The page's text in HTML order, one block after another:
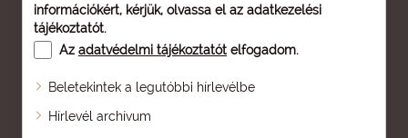
információkért, kérjük, olvassa el az adatkezelési
tájékoztatót.
Az adatvédelmi tájékoztatót elfogadom.
Beletekintek a legutóbbi hírlevélbe
Hírlevél archívum
Oldaltérkép